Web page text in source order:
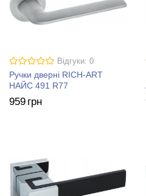
Відгуки: 0
Ручки дверні RICH-ART
НАЙС 491 R77
959 грн